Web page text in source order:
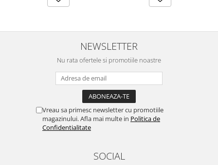
NEWSLETTER
Nu rata ofertele si promotiile noastre
Vreau sa primesc newsletter cu promotiile
magazinului. Afla mai multe in Politica de
Confidentialitate
SOCIAL